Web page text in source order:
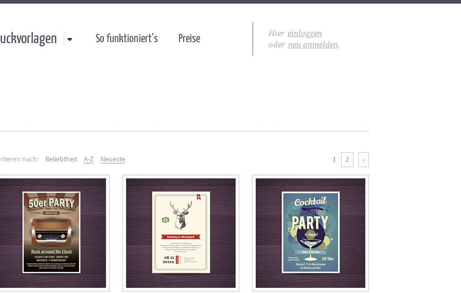
Hier einloggen
oder neu anmelden.
So funktioniert’s Preise
nach: Beliebtheit A-Z Neueste ›
2
1